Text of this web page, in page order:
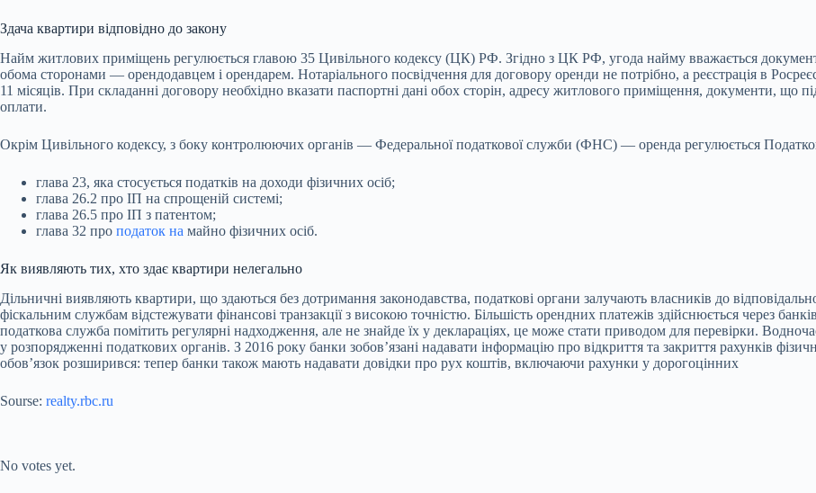
Здача квартири відповідно до закону
Найм житлових приміщень регулюється главою 35 Цивільного кодексу (ЦК) РФ. Згідно з ЦК РФ, угода найму вважається
обома сторонами — орендодавцем і орендарем. Нотаріального посвідчення для договору оренди не потрібно, а реєстрація в
11 місяців. При складанні договору необхідно вказати паспортні дані обох сторін, адресу житлового приміщення, документи, що
оплати.
Окрім Цивільного кодексу, з боку контролюючих органів — Федеральної податкової служби (ФНС) — оренда регулюється
глава 23, яка стосується податків на доходи фізичних осіб;
глава 26.2 про ІП на спрощеній системі;
глава 26.5 про ІП з патентом;
глава 32 про податок на майно фізичних осіб.
Як виявляють тих, хто здає квартири нелегально
Дільничні виявляють квартири, що здаються без дотримання законодавства, податкові органи залучають власників до
фіскальним службам відстежувати фінансові транзакції з високою точністю. Більшість орендних платежів здійснюється через
податкова служба помітить регулярні надходження, але не знайде їх у деклараціях, це може стати приводом для перевірки.
у розпорядженні податкових органів. З 2016 року банки зобов’язані надавати інформацію про відкриття та закриття рахунків
обов’язок розширився: тепер банки також мають надавати довідки про рух коштів, включаючи рахунки у дорогоцінних
Sourse: realty.rbc.ru
No votes yet.